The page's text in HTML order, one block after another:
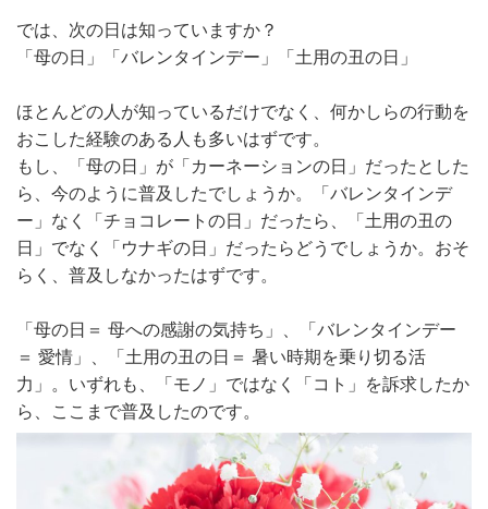
では、次の日は知っていますか？
「母の日」「バレンタインデー」「土用の丑の日」
ほとんどの人が知っているだけでなく、何かしらの行動を
おこした経験のある人も多いはずです。
もし、「母の日」が「カーネーションの日」だったとした
ら、今のように普及したでしょうか。「バレンタインデ
ー」なく「チョコレートの日」だったら、「土用の丑の
日」でなく「ウナギの日」だったらどうでしょうか。おそ
らく、普及しなかったはずです。
「母の日＝ 母への感謝の気持ち」、「バレンタインデー
＝ 愛情」、「土用の丑の日＝ 暑い時期を乗り切る活
力」。いずれも、「モノ」ではなく「コト」を訴求したか
ら、ここまで普及したのです。